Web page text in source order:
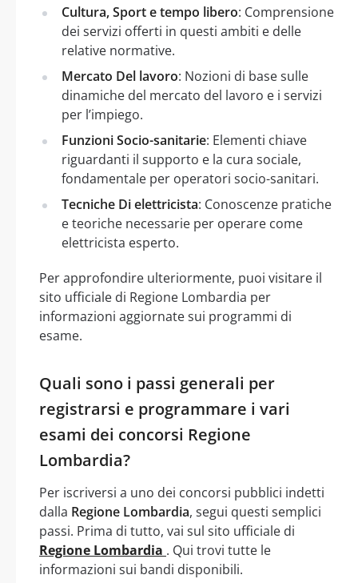
Cultura, Sport e tempo libero: Comprensione
dei servizi offerti in questi ambiti e delle
relative normative.
Mercato Del lavoro: Nozioni di base sulle
dinamiche del mercato del lavoro e i servizi
per l’impiego.
Funzioni Socio-sanitarie: Elementi chiave
riguardanti il supporto e la cura sociale,
fondamentale per operatori socio-sanitari.
Tecniche Di elettricista: Conoscenze pratiche
e teoriche necessarie per operare come
elettricista esperto.
Per approfondire ulteriormente, puoi visitare il
sito ufficiale di Regione Lombardia per
informazioni aggiornate sui programmi di
esame.
Quali sono i passi generali per
registrarsi e programmare i vari
esami dei concorsi Regione
Lombardia?
Per iscriversi a uno dei concorsi pubblici indetti
dalla Regione Lombardia, segui questi semplici
passi. Prima di tutto, vai sul sito ufficiale di
Regione Lombardia . Qui trovi tutte le
informazioni sui bandi disponibili.